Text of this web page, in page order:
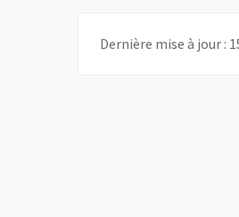
Dernière mise à jour :